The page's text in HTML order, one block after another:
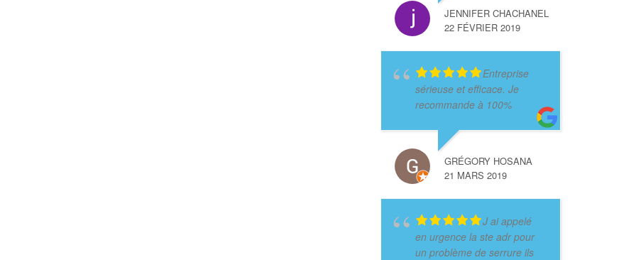
JENNIFER CHACHANEL
22 FÉVRIER 2019
Entreprise
sérieuse et efficace. Je
recommande à 100%
GRÉGORY HOSANA
21 MARS 2019
J ai appelé
en urgence la ste adr pour
un problème de serrure ils